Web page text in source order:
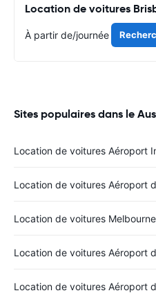
Location de voitures
À partir de/journée
Sites populaires dans le
Location de voitures Aéroport